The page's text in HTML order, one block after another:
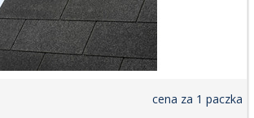
cena za 1 paczka